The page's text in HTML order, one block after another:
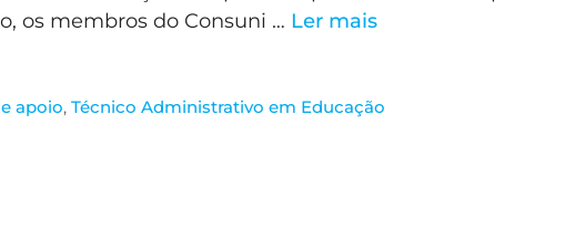
os membros do Consuni … Ler mais
apoio,Técnico Administrativo em Educação